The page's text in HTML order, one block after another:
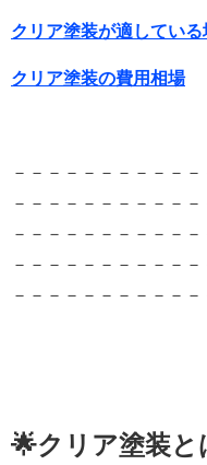
クリア塗装が適している
クリア塗装の費用相場
－－－－－－－－－－
－－－－－－－－－－
－－－－－－－－－－
－－－－－－－－－－
－－－－－－－－－－
🌟クリア塗装と